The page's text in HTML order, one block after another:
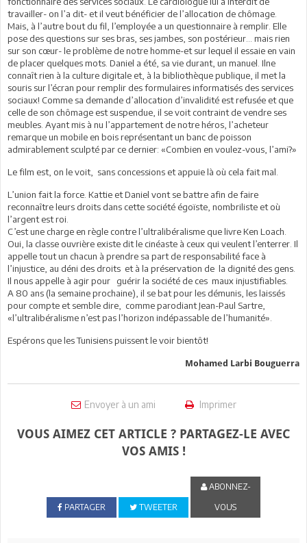
travailler- on l’a dit- et il veut bénéficier de l’allocation de chômage.
Mais, à l’autre bout du fil, l’employée a un questionnaire à remplir. Elle
pose des questions sur ses bras, ses jambes, son postérieur… mais rien
sur son cœur- le problème de notre homme-et sur lequel il essaie en vain
de placer quelques mots. Daniel a été, sa vie durant, un manuel. Ilne
connaît rien à la culture digitale et, à la bibliothèque publique, il met la
souris sur l’écran pour remplir des formulaires informatisés des services
sociaux! Comme sa demande d’allocation d’invalidité est refusée et que
celle de son chômage est suspendue, il se voit contraint de vendre ses
meubles. Ayant mis à nu l’appartement de notre héros, l’acheteur
remarque un mobile en bois représentant un banc de poisson
admirablement sculpté par ce dernier: «Combien en voulez-vous, l’ami?»
Le film est, on le voit, sans concessions et appuie là où cela fait mal.
L’union fait la force. Kattie et Daniel vont se battre afin de faire
reconnaître leurs droits dans cette société égoïste, nombriliste et où
l’argent est roi.
C’est une charge en règle contre l’ultralibéralisme que livre Ken Loach.
Oui, la classe ouvrière existe dit le cinéaste à ceux qui veulent l’enterrer. Il
appelle tout un chacun à prendre sa part de responsabilité face à
l’injustice, au déni des droits et à la préservation de la dignité des gens.
Il nous appelle à agir pour guérir la société de ces maux injustifiables.
A 80 ans (la semaine prochaine), il se bat pour les démunis, les laissés
pour compte et semble dire, comme parodiant Jean-Paul Sartre,
«l’ultralibéralisme n’est pas l’horizon indépassable de l’humanité».
Espérons que les Tunisiens puissent le voir bientôt!
Mohamed Larbi Bouguerra
Envoyer à un ami Imprimer
VOUS AIMEZ CET ARTICLE ? PARTAGEZ-LE AVEC
VOS AMIS !
PARTAGER TWEETER
ABONNEZ-
VOUS